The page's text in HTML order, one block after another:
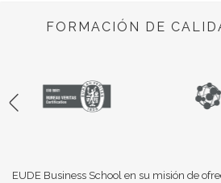
FORMACIÓN DE
EUDE Business School en su misión de